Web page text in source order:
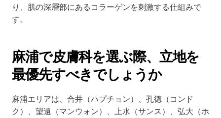
り、肌の深層部にあるコラーゲンを刺激する仕組みで
す。
麻浦で皮膚科を選ぶ際、立地を
最優先すべきでしょうか
麻浦エリアは、合井（ハプチョン）、孔徳（コンド
ク）、望遠（マンウォン）、上水（サンス）、弘大（ホ